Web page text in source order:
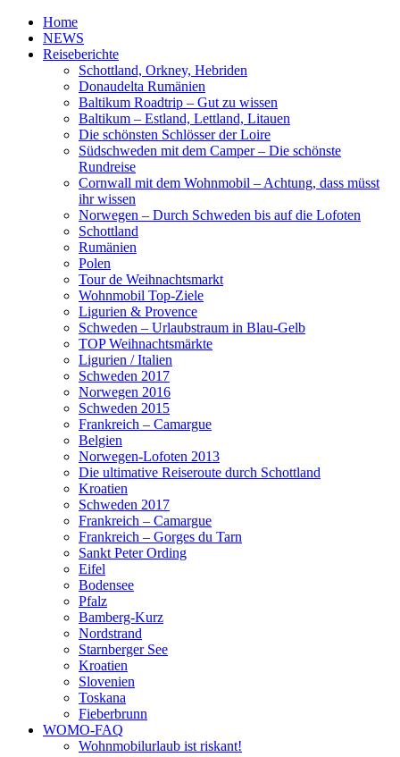
Home
NEWS
Reiseberichte
Schottland, Orkney, Hebriden
Donaudelta Rumänien
Baltikum Roadtrip – Gut zu wissen
Baltikum – Estland, Lettland, Litauen
Die schönsten Schlösser der Loire
Südschweden mit dem Camper – Die schönste
Rundreise
Cornwall mit dem Wohnmobil – Achtung, dass müsst
ihr wissen
Norwegen – Durch Schweden bis auf die Lofoten
Schottland
Rumänien
Polen
Tour de Weihnachtsmarkt
Wohnmobil Top-Ziele
Ligurien & Provence
Schweden – Urlaubstraum in Blau-Gelb
TOP Weihnachtsmärkte
Ligurien / Italien
Schweden 2017
Norwegen 2016
Schweden 2015
Frankreich – Camargue
Belgien
Norwegen-Lofoten 2013
Die ultimative Reiseroute durch Schottland
Kroatien
Schweden 2017
Frankreich – Camargue
Frankreich – Gorges du Tarn
Sankt Peter Ording
Eifel
Bodensee
Pfalz
Bamberg-Kurz
Nordstrand
Starnberger See
Kroatien
Slovenien
Toskana
Fieberbrunn
WOMO-FAQ
Wohnmobilurlaub ist riskant!